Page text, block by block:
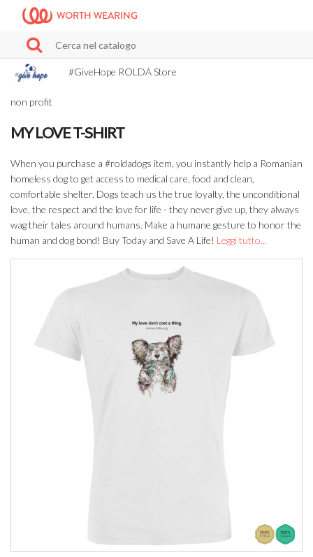
WORTH WEARING
#GiveHope ROLDA Store
non profit
MY LOVE T-SHIRT
When you purchase a #roldadogs item, you instantly help a Romanian
homeless dog to get access to medical care, food and clean,
comfortable shelter. Dogs teach us the true loyalty, the unconditional
love, the respect and the love for life - they never give up, they always
wag their tales around humans. Make a humane gesture to honor the
human and dog bond! Buy Today and Save A Life! Leggi tutto...